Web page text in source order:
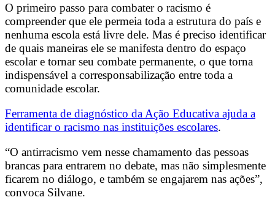
O primeiro passo para combater o racismo é
compreender que ele permeia toda a estrutura do país e
nenhuma escola está livre dele. Mas é preciso identificar
de quais maneiras ele se manifesta dentro do espaço
escolar e tornar seu combate permanente, o que torna
indispensável a corresponsabilização entre toda a
comunidade escolar.
Ferramenta de diagnóstico da Ação Educativa ajuda a
identificar o racismo nas instituições escolares.
“O antirracismo vem nesse chamamento das pessoas
brancas para entrarem no debate, mas não simplesmente
ficarem no diálogo, e também se engajarem nas ações”,
convoca Silvane.